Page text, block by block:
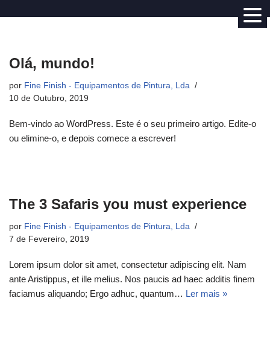
o
Olá, mundo!
por Fine Finish - Equipamentos de Pintura, Lda
10 de Outubro, 2019
Bem-vindo ao WordPress. Este é o seu primeiro artigo. Edite-o
ou elimine-o, e depois comece a escrever!
The 3 Safaris you must experience
por Fine Finish - Equipamentos de Pintura, Lda
7 de Fevereiro, 2019
Lorem ipsum dolor sit amet, consectetur adipiscing elit. Nam
ante Aristippus, et ille melius. Nos paucis ad haec additis finem
faciamus aliquando; Ergo adhuc, quantum… Ler mais »